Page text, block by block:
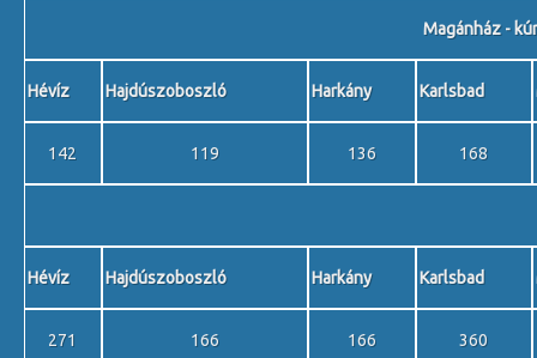
Magánház -
Hévíz Hajdúszoboszló Harkány Karlsbad
142 119 136 168
Hévíz Hajdúszoboszló Harkány Karlsbad
271 166 166 360